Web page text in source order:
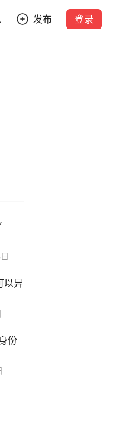
发布 登录
以异
份